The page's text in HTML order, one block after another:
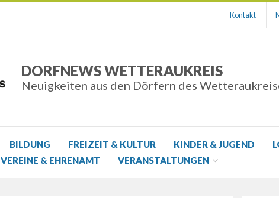
Kontakt
DORFNEWS WETTERAUKREIS
Neuigkeiten aus den Dörfern des
BILDUNG FREIZEIT & KULTUR KINDER & JUGEND
VEREINE & EHRENAMT
VERANSTALTUNGEN